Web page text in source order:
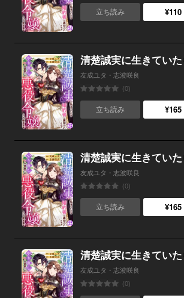
立ち読み ¥110
友成ユタ・志波咲良
(0)
立ち読み ¥165
友成ユタ・志波咲良
(0)
立ち読み ¥165
友成ユタ・志波咲良
(0)